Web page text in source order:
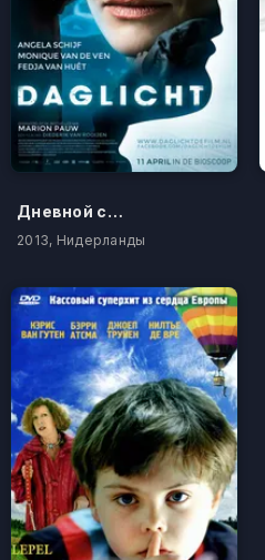
Дневной свет
2013, Нидерланды